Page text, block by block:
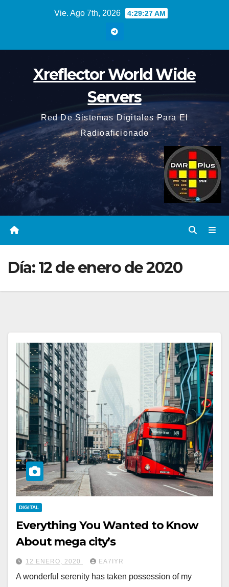
Vie. Ago 7th, 2026 4:29:29 AM
Xreflector World Wide
Servers
Red De Sistemas Digitales Para El
Radioaficionado
Día:12 de enero de 2020
DIGITAL
Everything You Wanted to Know
About mega city’s
12 ENERO, 2020 EA7IYR
A wonderful serenity has taken possession of my